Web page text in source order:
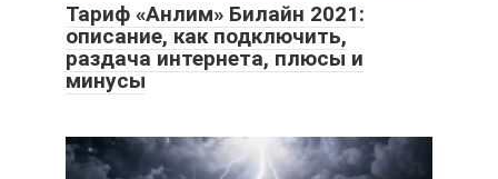
Тариф «Анлим» Билайн 2021:
описание, как подключить,
раздача интернета, плюсы и
минусы